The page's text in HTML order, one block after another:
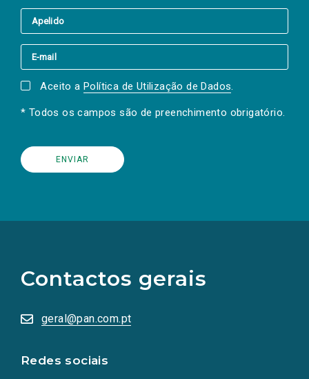
Aceito a Política de Utilização de Dados.
* Todos os campos são de preenchimento obrigatório.
Contactos gerais
geral@pan.com.pt
Redes sociais
redes
sociais
numa
nova